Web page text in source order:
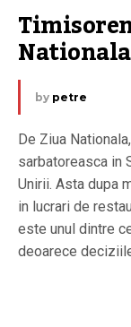
by petre
De Ziua
sarbatoreasca in
Unirii. Asta dupa
in lucrari de
este unul dintre
deoarece